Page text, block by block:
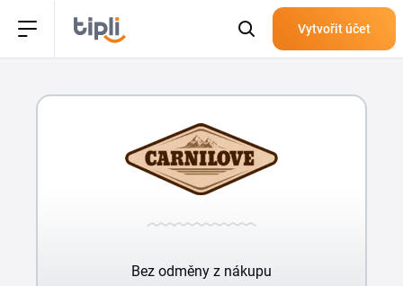
Vytvořit účet
Bez odměny z nákupu